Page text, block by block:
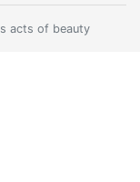
acts of beauty